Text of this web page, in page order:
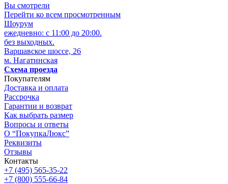
Вы смотрели
Перейти ко всем просмотренным
Шоурум
ежедневно: с 11:00 до 20:00.
без выходных.
Варшавское шоссе, 26
м. Нагатинская
Схема проезда
Покупателям
Доставка и оплата
Рассрочка
Гарантии и возврат
Как выбрать размер
Вопросы и ответы
О “ПокупкаЛюкс”
Реквизиты
Отзывы
Контакты
+7 (495) 565-35-22
+7 (800) 555-66-84